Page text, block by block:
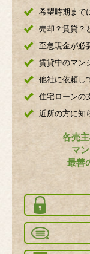
希望時期まで
売却？賃貸？
至急現金が必
賃貸中のマン
他社に依頼し
住宅ローンの
近所の方に知
各売
マ
最善